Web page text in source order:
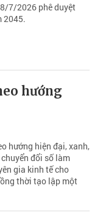
7/2026 phê duyệt
2045.
hướng
hướng hiện đại, xanh,
đổi số làm
gia kinh tế cho
thời tạo lập một